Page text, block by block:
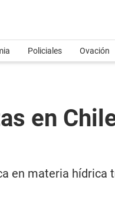
Policiales Ovación
en
en materia